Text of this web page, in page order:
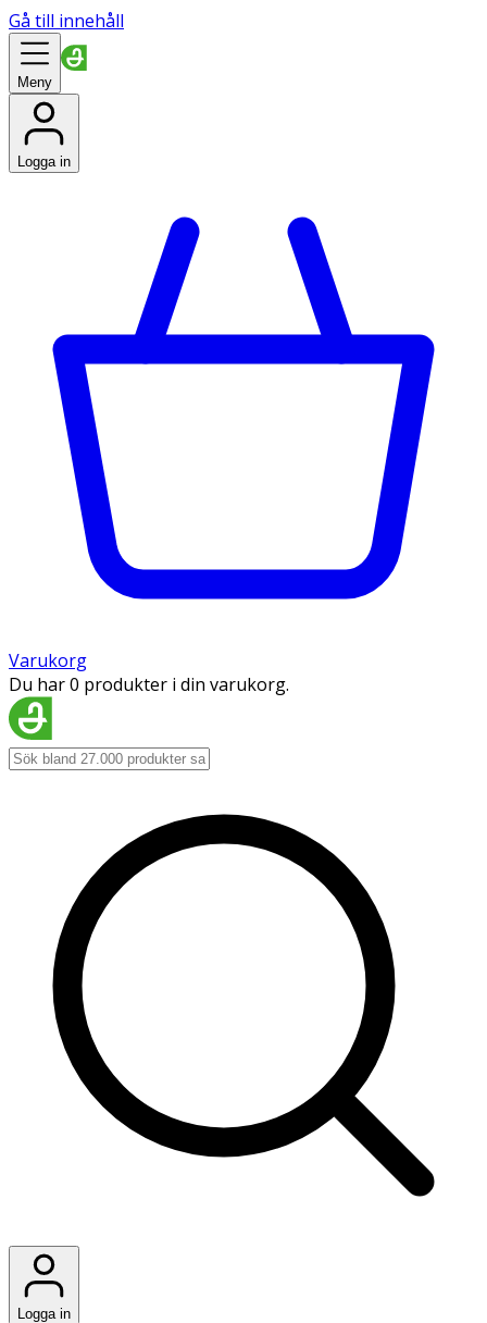
Gå till innehåll
Meny
Logga in
Varukorg
Du har 0 produkter i din varukorg.
Logga in